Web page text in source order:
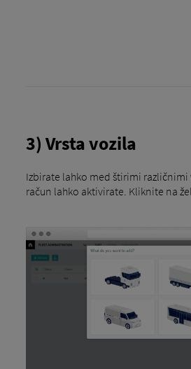
3) Vrsta vozila
Izbirate lahko med štirimi različnimi
račun lahko aktivirate. Kliknite na